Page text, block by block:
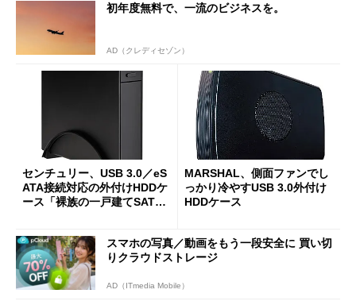
初年度無料で、一流のビジネスを。
AD（クレディセゾン）
センチュリー、USB 3.0／eS
ATA接続対応の外付けHDDケ
ース「裸族の一戸建てSATA6
MARSHAL、側面ファンでし
っかり冷やすUSB 3.0外付け
HDDケース
スマホの写真／動画をもう一段安全に 買い切
りクラウドストレージ
AD（ITmedia Mobile）